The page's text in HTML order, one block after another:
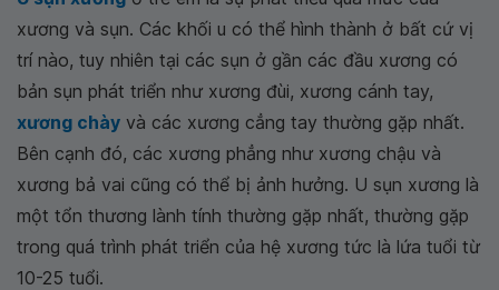
xương và sụn. Các khối u có thể hình thành ở bất cứ vị
trí nào, tuy nhiên tại các sụn ở gần các đầu xương có
bản sụn phát triển như xương đùi, xương cánh tay,
xương chày và các xương cẳng tay thường gặp nhất.
Bên cạnh đó, các xương phẳng như xương chậu và
xương bả vai cũng có thể bị ảnh hưởng. U sụn xương là
một tổn thương lành tính thường gặp nhất, thường gặp
trong quá trình phát triển của hệ xương tức là lứa tuổi từ
10-25 tuổi.